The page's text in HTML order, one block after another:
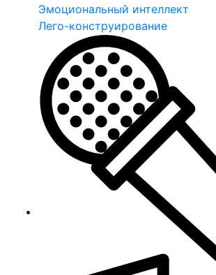
Эмоциональный интеллект
Лего-конструирование